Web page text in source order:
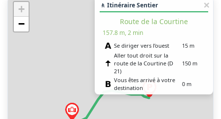
+
−
🚶 Itinéraire Sentier
Route de la Courtine
157.8 m, 2 min
Se diriger vers l’ouest
15 m
Aller tout droit sur la
route de la Courtine (D
21)
150 m
Vous êtes arrivé à votre
destination
0 m